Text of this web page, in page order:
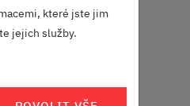
které jste jim
jejich služby.